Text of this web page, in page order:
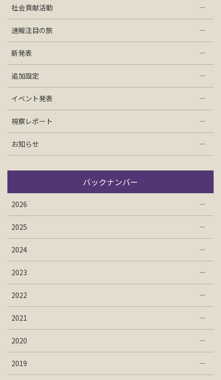
社会貢献活動
速報注目の旅
新発表
追加設定
イベント発表
視察レポート
お知らせ
バックナンバー
2026
2025
2024
2023
2022
2021
2020
2019